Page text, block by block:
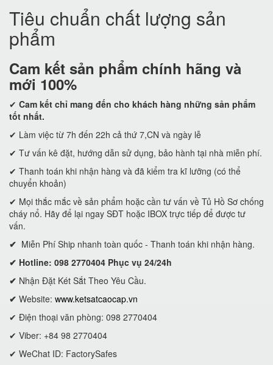
Tiêu chuẩn chất lượng sản
phẩm
Cam kết sản phẩm chính hãng và
mới 100%
✔ Cam kết chỉ mang đến cho khách hàng những sản phẩm
tốt nhất.
✔ Làm việc từ 7h đến 22h cả thứ 7,CN và ngày lễ
✔ Tư vấn kê đặt, hướng dẫn sử dụng, bảo hành tại nhà miễn phí.
✔ Thanh toán khi nhận hàng và đã kiểm tra kĩ lưỡng (có thể
chuyển khoản)
✔ Mọi thắc mắc về sản phẩm hoặc cần tư vấn về Tủ Hồ Sơ chống
cháy nổ. Hãy để lại ngay SĐT hoặc IBOX trực tiếp để được tư
vấn.
✔ Miễn Phí Ship nhanh toàn quốc - Thanh toán khi nhận hàng.
✔ Hotline: 098 2770404 Phục vụ 24/24h
✔ Nhận Đặt Két Sắt Theo Yêu Cầu.
✔ Website: www.ketsatcaocap.vn
✔ Điện thoại văn phòng: 098 2770404
✔ Viber: +84 98 2770404
✔ WeChat ID: FactorySafes